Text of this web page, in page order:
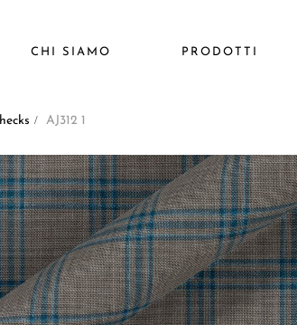
CHI SIAMO PRODOTTI
> AJ312 1